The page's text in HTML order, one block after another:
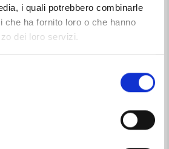
i quali potrebbero combinarle
che ha fornito loro o che hanno
dei loro servizi.
PRODUCTS